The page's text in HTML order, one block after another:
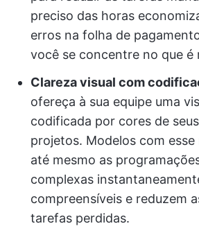
preciso das horas
erros na folha de
você se concentre no que é
Clareza visual com
ofereça à sua equipe uma
codificada por cores de
projetos. Modelos com
até mesmo as
complexas
compreensíveis e reduzem
tarefas perdidas.